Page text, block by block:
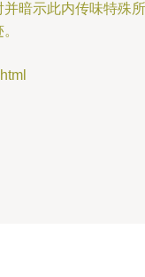
暗示此内传味特殊所